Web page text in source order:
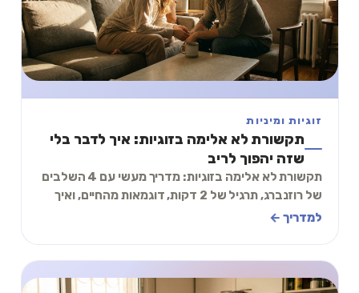
זוגיות ומיניות
תקשורת לא אלימה בזוגיות: איך לדבר בלי
שזה יהפוך לריב
תקשורת לא אלימה בזוגיות: מדריך מעשי עם 4 השלבים
של רוזנברג, תרגיל של 2 דקות, דוגמאות מהחיים, ואיך
להפסיק להאשים ולהתחיל לדבר.
למדריך ←